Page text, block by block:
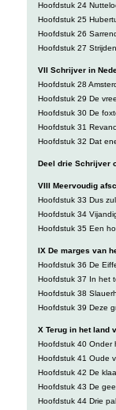
Hoofdstuk 24
Hoofdstuk 25
Hoofdstuk 26
Hoofdstuk 27
VII Schrijver in
Hoofdstuk 28
Hoofdstuk 29 De
Hoofdstuk 30 De
Hoofdstuk 31
Hoofdstuk 32 Dat
Deel drie Schrijver
VIII Meervoudig
Hoofdstuk 33 Dus
Hoofdstuk 34
Hoofdstuk 35 Een
IX De marges van
Hoofdstuk 36 De
Hoofdstuk 37 In het
Hoofdstuk 38
Hoofdstuk 39 Deze
X Terug in het land
Hoofdstuk 40 Onder
Hoofdstuk 41 Oude
Hoofdstuk 42 De
Hoofdstuk 43 De
Hoofdstuk 44 Drie